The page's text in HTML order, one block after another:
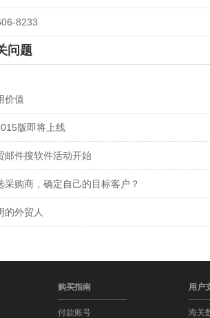
8233
问题
价值
版即将上线
邮件搜软件活动开始
采购商，确定自己的目标客户？
的外贸人
购买指南
付款账号
用户
海关